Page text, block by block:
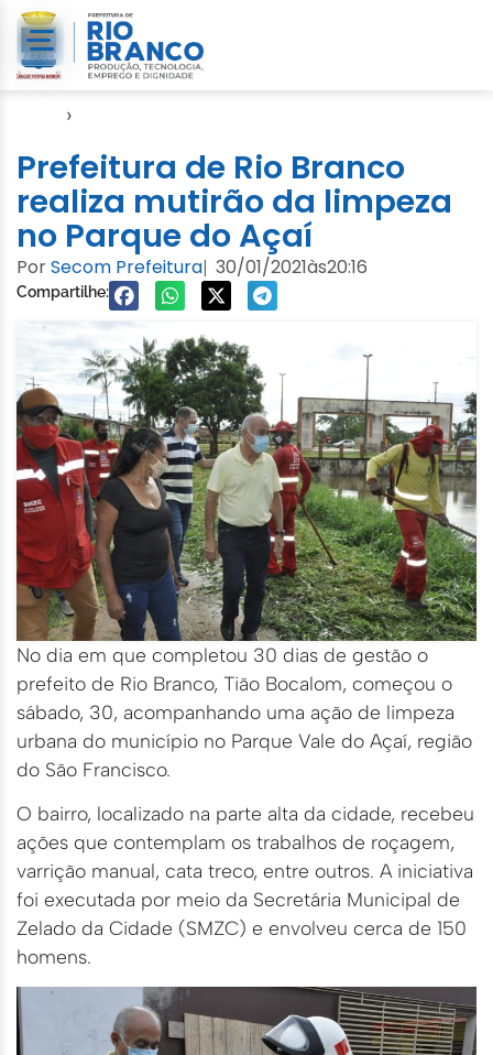
›
Prefeitura de Rio Branco
realiza mutirão da limpeza
no Parque do Açaí
PorSecom Prefeitura| 30/01/2021às20:16
Compartilhe:
No dia em que completou 30 dias de gestão o
prefeito de Rio Branco, Tião Bocalom, começou o
sábado, 30, acompanhando uma ação de limpeza
urbana do município no Parque Vale do Açaí, região
do São Francisco.
O bairro, localizado na parte alta da cidade, recebeu
ações que contemplam os trabalhos de roçagem,
varrição manual, cata treco, entre outros. A iniciativa
foi executada por meio da Secretária Municipal de
Zelado da Cidade (SMZC) e envolveu cerca de 150
homens.